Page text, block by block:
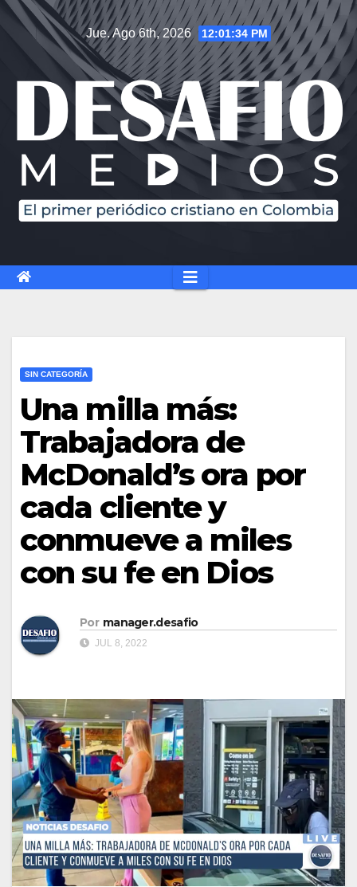
Jue. Ago 6th, 2026 12:01:35 PM
SIN CATEGORÍA
Una milla más:
Trabajadora de
McDonald’s ora por
cada cliente y
conmueve a miles
con su fe en Dios
Por manager.desafio
JUL 8, 2022